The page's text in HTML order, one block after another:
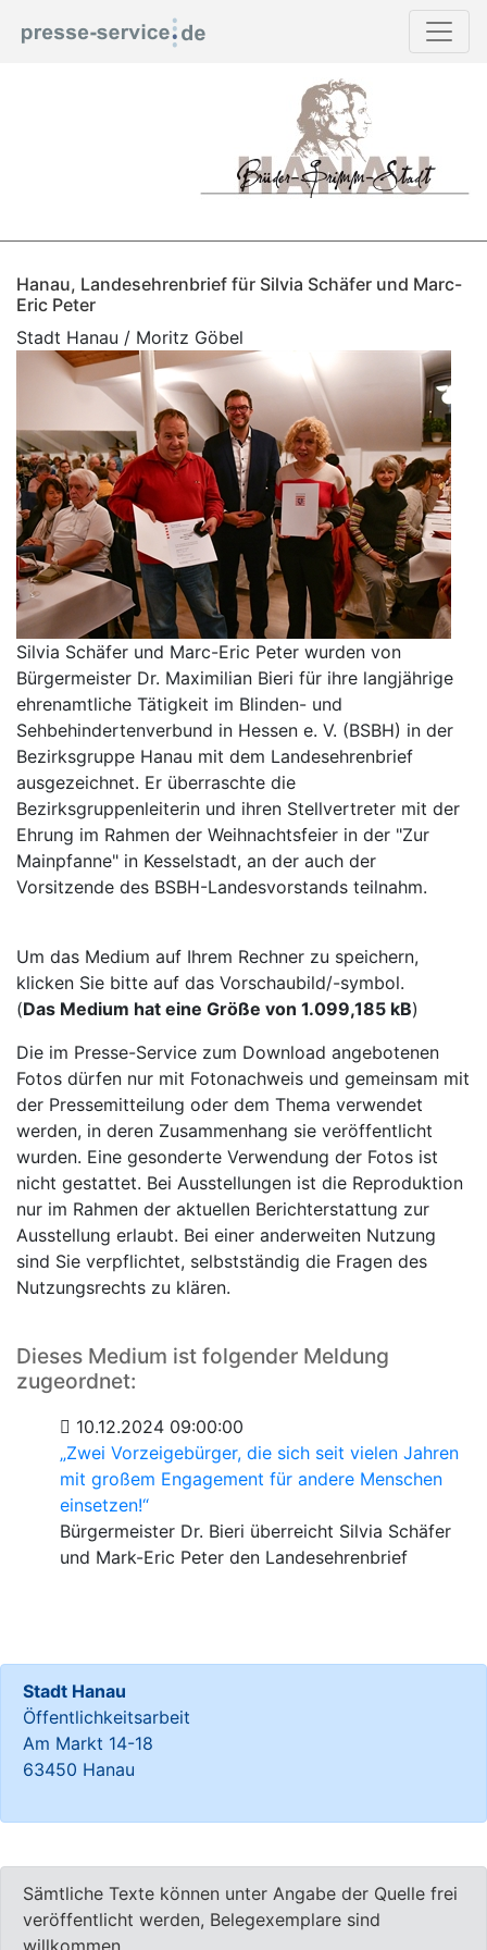
Hanau, Landesehrenbrief für Silvia Schäfer und Marc-
Eric Peter
Stadt Hanau / Moritz Göbel
Silvia Schäfer und Marc-Eric Peter wurden von
Bürgermeister Dr. Maximilian Bieri für ihre langjährige
ehrenamtliche Tätigkeit im Blinden- und
Sehbehindertenverbund in Hessen e. V. (BSBH) in der
Bezirksgruppe Hanau mit dem Landesehrenbrief
ausgezeichnet. Er überraschte die
Bezirksgruppenleiterin und ihren Stellvertreter mit der
Ehrung im Rahmen der Weihnachtsfeier in der "Zur
Mainpfanne" in Kesselstadt, an der auch der
Vorsitzende des BSBH-Landesvorstands teilnahm.
Um das Medium auf Ihrem Rechner zu speichern,
klicken Sie bitte auf das Vorschaubild/-symbol.
(Das Medium hat eine Größe von 1.099,185 kB)
Die im Presse-Service zum Download angebotenen
Fotos dürfen nur mit Fotonachweis und gemeinsam mit
der Pressemitteilung oder dem Thema verwendet
werden, in deren Zusammenhang sie veröffentlicht
wurden. Eine gesonderte Verwendung der Fotos ist
nicht gestattet. Bei Ausstellungen ist die Reproduktion
nur im Rahmen der aktuellen Berichterstattung zur
Ausstellung erlaubt. Bei einer anderweiten Nutzung
sind Sie verpflichtet, selbstständig die Fragen des
Nutzungsrechts zu klären.
Dieses Medium ist folgender Meldung
zugeordnet:
10.12.2024 09:00:00
„Zwei Vorzeigebürger, die sich seit vielen Jahren
mit großem Engagement für andere Menschen
einsetzen!“
Bürgermeister Dr. Bieri überreicht Silvia Schäfer
und Mark-Eric Peter den Landesehrenbrief
Stadt Hanau
Öffentlichkeitsarbeit
Am Markt 14-18
63450 Hanau
Sämtliche Texte können unter Angabe der Quelle frei
veröffentlicht werden, Belegexemplare sind
willkommen.